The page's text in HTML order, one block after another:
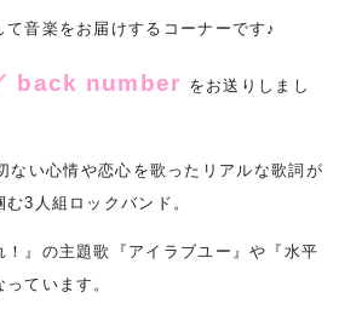
音楽をお届けするコーナーです♪
back number をお送りしまし
ない心情や恋心を歌ったリアルな歌詞が
3人組ロックバンド。
！』の主題歌『アイラブユー』や『水平
ています。